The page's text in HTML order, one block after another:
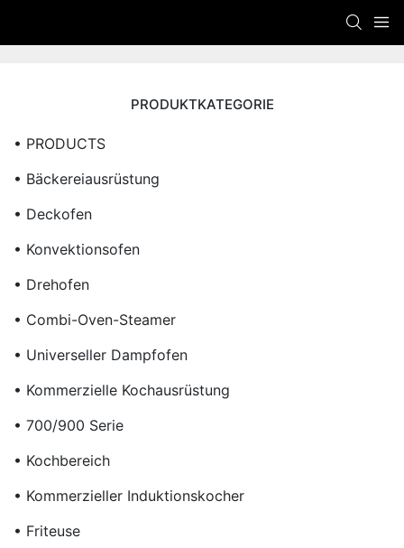
PRODUKTKATEGORIE
• PRODUCTS
• Bäckereiausrüstung
• Deckofen
• Konvektionsofen
• Drehofen
• Combi-Oven-Steamer
• Universeller Dampfofen
• Kommerzielle Kochausrüstung
• 700/900 Serie
• Kochbereich
• Kommerzieller Induktionskocher
• Friteuse